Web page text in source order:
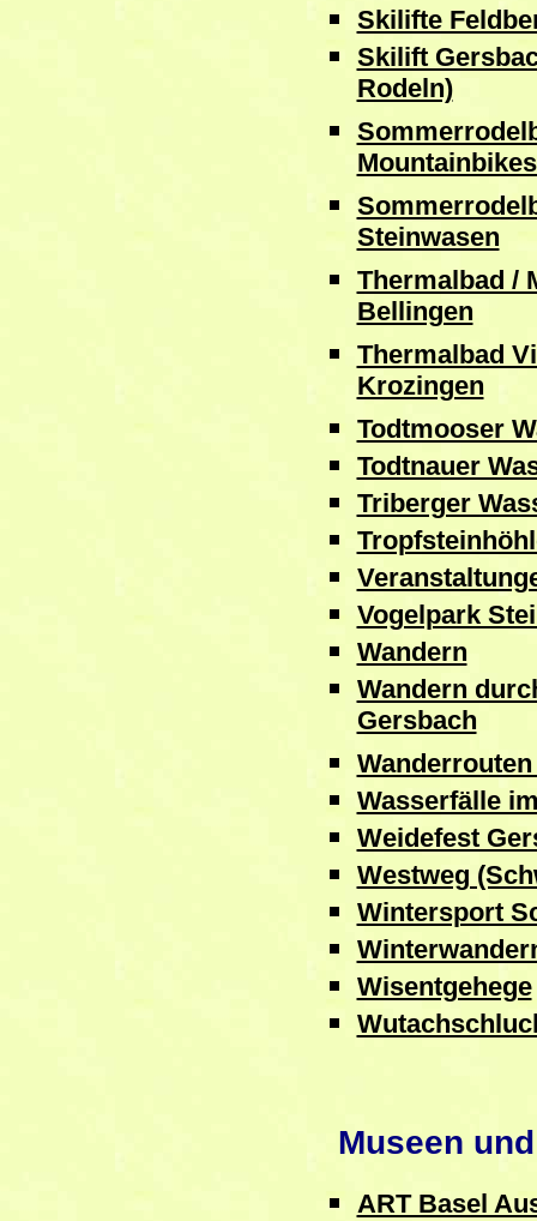
Skilifte
Skilift
Rodeln)
Steinwasen
Thermalbad /
Bellingen
Thermalbad
Krozingen
Todtmooser
Todtnauer
Triberger
Vogelpark
Wandern
Wandern
Gersbach
Wasserfälle
Weidefest
Westweg
Wintersport
Wisentgehege
Museen
ART Basel